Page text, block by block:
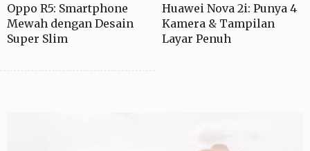
Oppo R5: Smartphone
Mewah dengan Desain
Super Slim
Huawei Nova 2i: Punya 4
Kamera & Tampilan
Layar Penuh